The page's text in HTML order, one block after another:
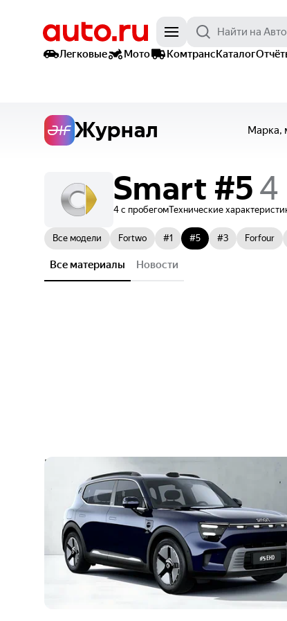
Легковые
Мото КомтрансКаталог
Журнал Марка,
Smart #5
4 с пробегомТехнические
Все модели Fortwo #1 #5 #3 Forfour
Все материалы Новости
Гибридный Smart #5: первые фото и
подробности
18 июля 2025 Новости